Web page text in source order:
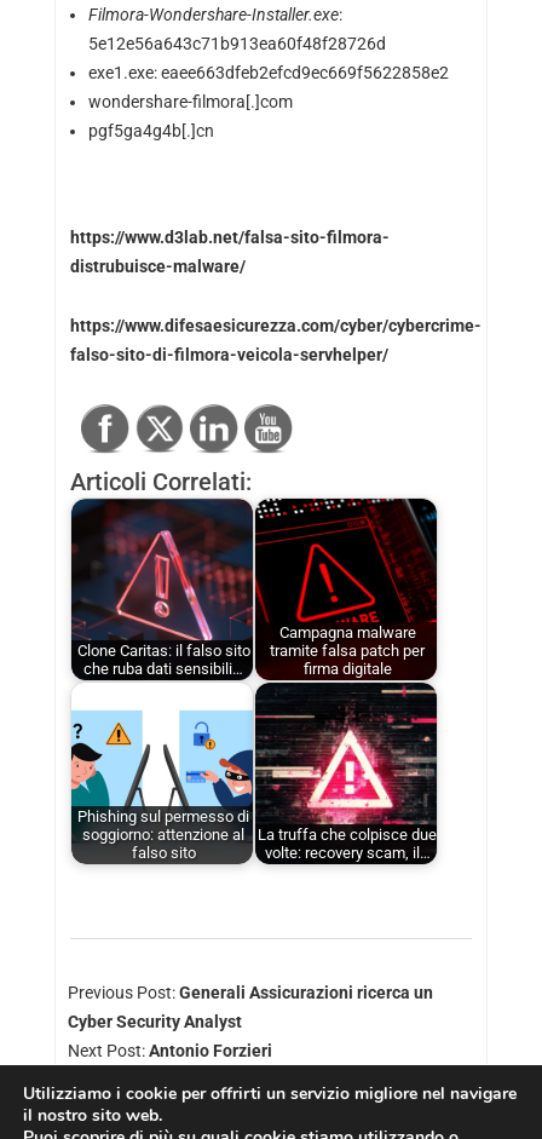
Filmora-Wondershare-Installer.exe:
5e12e56a643c71b913ea60f48f28726d
exe1.exe: eaee663dfeb2efcd9ec669f5622858e2
wondershare-filmora[.]com
pgf5ga4g4b[.]cn
https://www.d3lab.net/falsa-sito-filmora-
distrubuisce-malware/
https://www.difesaesicurezza.com/cyber/cybercrime-
falso-sito-di-filmora-veicola-servhelper/
Articoli Correlati:
Clone Caritas: il falso sito
che ruba dati sensibili…
Campagna malware
tramite falsa patch per
firma digitale
Phishing sul permesso di
soggiorno: attenzione al
falso sito
La truffa che colpisce due
volte: recovery scam, il…
Previous Post:Generali Assicurazioni ricerca un
Cyber Security Analyst
Next Post:Antonio Forzieri
Utilizziamo i cookie per offrirti un servizio migliore nel navigare
il nostro sito web.